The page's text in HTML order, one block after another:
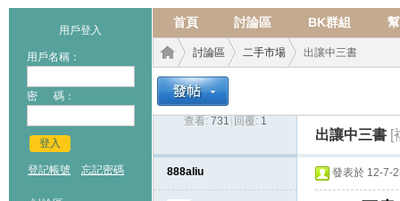
用戶登入
用戶名稱：
密 碼：
登入
登記帳號 忘記密碼
首頁 討論區 BK群組
討論區
›
二手市場 出讓中三書
查看: 731 回覆: 1
出讓中三書 [
888aliu 發表於 12-7-